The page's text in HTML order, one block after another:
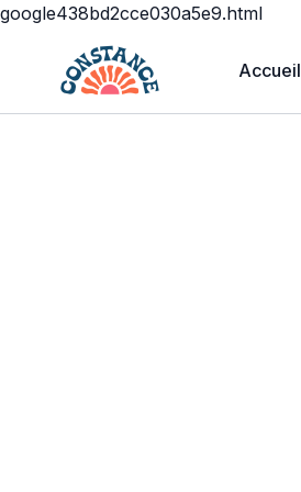
google438bd2cce030a5e9.html
Accueil